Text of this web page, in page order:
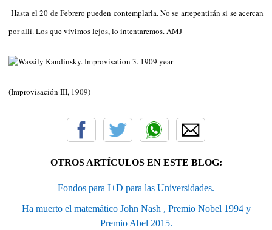
Hasta el 20 de Febrero pueden contemplarla. No se arrepentirán si se acercan
por allí. Los que vivimos lejos, lo intentaremos. AMJ
(Improvisación III, 1909)
OTROS ARTÍCULOS EN ESTE BLOG:
Fondos para I+D para las Universidades.
Ha muerto el matemático John Nash , Premio Nobel 1994 y
Premio Abel 2015.